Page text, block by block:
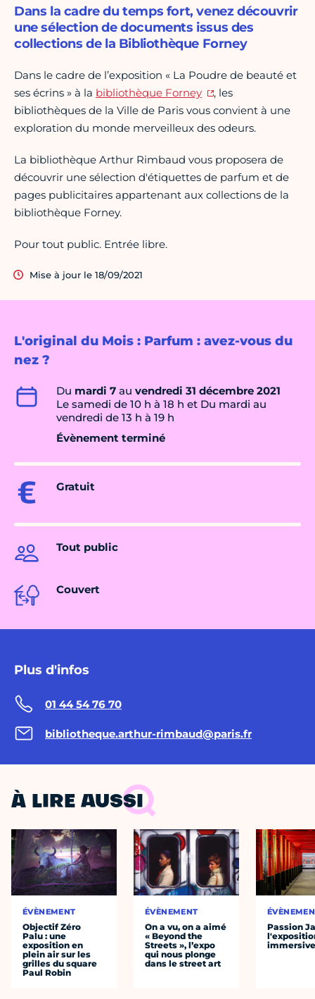
L'original du Mois : Parfum : avez-vous du
nez ?
Du mardi 7 au vendredi 31 décembre 2021
Le samedi de 10 h à 18 h et Du mardi au
vendredi de 13 h à 19 h
Évènement terminé
Gratuit
Tout public
Couvert
Plus d'infos
01 44 54 76 70
bibliotheque.arthur-rimbaud@paris.fr
Dans la cadre du temps fort, venez découvrir
une sélection de documents issus des
collections de la Bibliothèque Forney
Dans le cadre de l’exposition « La Poudre de beauté et
ses écrins » à la bibliothèque Forney
, les
bibliothèques de la Ville de Paris vous convient à une
exploration du monde merveilleux des odeurs.
La bibliothèque Arthur Rimbaud vous proposera de
découvrir une sélection d'étiquettes de parfum et de
pages publicitaires appartenant aux collections de la
bibliothèque Forney.
Pour tout public. Entrée libre.
Mise à jour le 18/09/2021
À LIRE AUSSI
ÉVÈNEMENT
Objectif Zéro
Palu : une
exposition en
plein air sur les
grilles du square
Paul Robin
ÉVÈNEMENT
On a vu, on a aimé
« Beyond the
Streets », l’expo
qui nous plonge
dans le street art
Passion